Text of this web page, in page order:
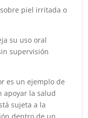
piel irritada o
su uso oral
supervisión
es un ejemplo de
apoyar la salud
sujeta a la